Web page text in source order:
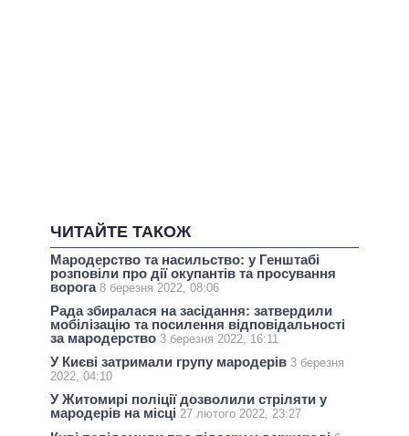
ЧИТАЙТЕ ТАКОЖ
Мародерство та насильство: у Генштабі
розповіли про дії окупантів та просування
ворога 8 березня 2022, 08:06
Рада збиралася на засідання: затвердили
мобілізацію та посилення відповідальності
за мародерство 3 березня 2022, 16:11
У Києві затримали групу мародерів 3 березня
2022, 04:10
У Житомирі поліції дозволили стріляти у
мародерів на місці 27 лютого 2022, 23:27